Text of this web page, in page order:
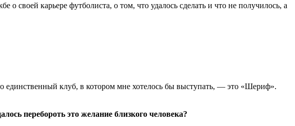
о своей карьере футболиста, о том, что удалось сделать и что не получилось, а
единственный клуб, в котором мне хотелось бы выступать, — это «Шериф».
перебороть это желание близкого человека?